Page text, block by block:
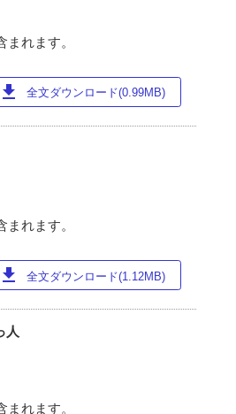
れます。
download 全文ダウンロード(0.99MB)
れます。
download 全文ダウンロード(1.12MB)
人
れます。